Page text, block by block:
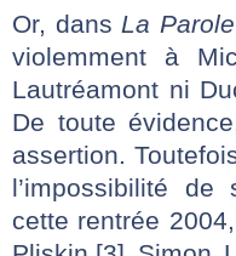
Or, dans La
violemment à
Lautréamont ni
De toute
assertion.
l’impossibilité de
cette rentrée